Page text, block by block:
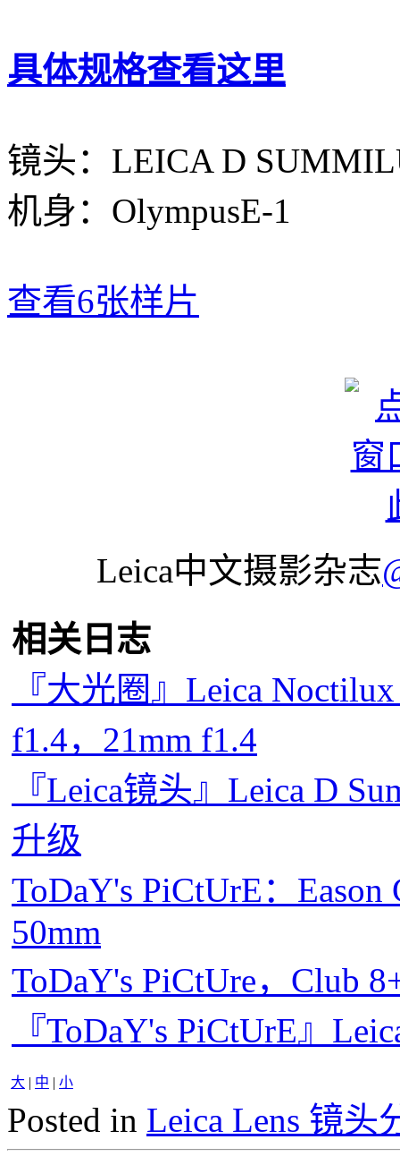
具体规格查看这里
镜头：LEICA D
机身：OlympusE-1
查看6张样片
Leica中文摄影杂志
相关日志
『大光圈』Leica
f1.4，21mm f1.4
『Leica镜头』Leica D
升级
ToDaY's PiCtUrE：
50mm
ToDaY's PiCtUre，Club
『ToDaY's PiCtUrE』
大 | 中 | 小
Posted in Leica Lens 镜头